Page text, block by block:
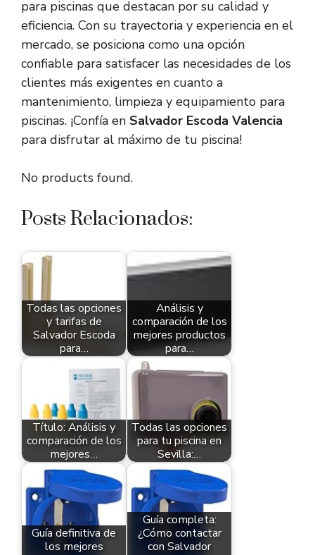
para piscinas que destacan por su calidad y
eficiencia. Con su trayectoria y experiencia en el
mercado, se posiciona como una opción
confiable para satisfacer las necesidades de los
clientes más exigentes en cuanto a
mantenimiento, limpieza y equipamiento para
piscinas. ¡Confía en Salvador Escoda Valencia
para disfrutar al máximo de tu piscina!
No products found.
Posts Relacionados:
Todas las opciones
y tarifas de
Salvador Escoda
para…
Análisis y
comparación de los
mejores productos
para…
Título: Análisis y
comparación de los
mejores…
Todas las opciones
para tu piscina en
Sevilla:…
Guía definitiva de
los mejores
Guía completa:
¿Cómo contactar
con Salvador